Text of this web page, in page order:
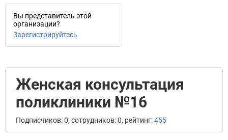
Вы представитель этой
организации?
Зарегистрируйтесь
Женская консультация
поликлиники №16
Подписчиков: 0, сотрудников: 0, рейтинг:455